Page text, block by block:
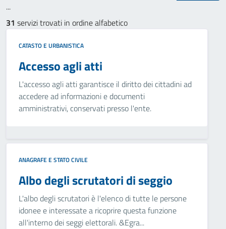
...
31 servizi trovati in ordine alfabetico
CATASTO E URBANISTICA
Accesso agli atti
L'accesso agli atti garantisce il diritto dei cittadini ad
accedere ad informazioni e documenti
amministrativi, conservati presso l'ente.
ANAGRAFE E STATO CIVILE
Albo degli scrutatori di seggio
L'albo degli scrutatori è l'elenco di tutte le persone
idonee e interessate a ricoprire questa funzione
all'interno dei seggi elettorali. &Egra...